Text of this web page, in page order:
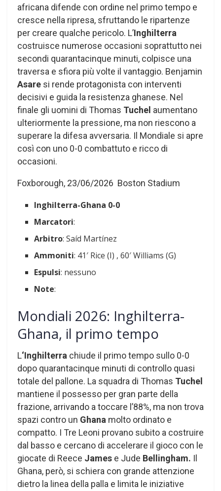
africana difende con ordine nel primo tempo e
cresce nella ripresa, sfruttando le ripartenze
per creare qualche pericolo. L’Inghilterra
costruisce numerose occasioni soprattutto nei
secondi quarantacinque minuti, colpisce una
traversa e sfiora più volte il vantaggio. Benjamin
Asare si rende protagonista con interventi
decisivi e guida la resistenza ghanese. Nel
finale gli uomini di Thomas Tuchel aumentano
ulteriormente la pressione, ma non riescono a
superare la difesa avversaria. Il Mondiale si apre
così con uno 0-0 combattuto e ricco di
occasioni.
Foxborough, 23/06/2026 Boston Stadium
Inghilterra-Ghana 0-0
Marcatori:
Arbitro: Saíd Martínez
Ammoniti: 41′ Rice (I) , 60′ Williams (G)
Espulsi: nessuno
Note:
Mondiali 2026: Inghilterra-
Ghana, il primo tempo
L‘Inghilterra chiude il primo tempo sullo 0-0
dopo quarantacinque minuti di controllo quasi
totale del pallone. La squadra di Thomas Tuchel
mantiene il possesso per gran parte della
frazione, arrivando a toccare l’88%, ma non trova
spazi contro un Ghana molto ordinato e
compatto. I Tre Leoni provano subito a costruire
dal basso e cercano di accelerare il gioco con le
giocate di Reece James e Jude Bellingham. Il
Ghana, però, si schiera con grande attenzione
dietro la linea della palla e limita le iniziative